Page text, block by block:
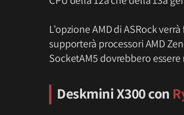
L’opzione AMD di ASRock
supporterà processori AMD
SocketAM5 dovrebbero
Deskmini X300 con